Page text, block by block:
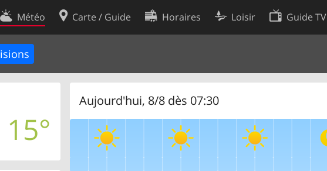
Météo Carte / Guide Horaires Loisir Guide TV
15°
Aujourd'hui, 8/8 dès 07:30
Contact
Conditions d’utilisation
Préférences de cookies